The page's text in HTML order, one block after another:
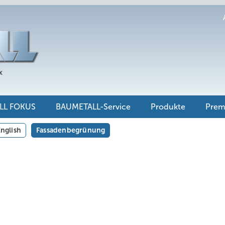
FOKUS BAUMETALL-Service Produkte
Fassadenbegrünung